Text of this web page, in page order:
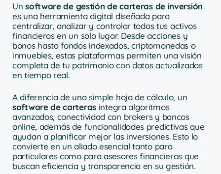
Unsoftware de gestión de carteras de inversión
es una herramienta digital diseñada para
centralizar, analizar y controlar todos tus activos
financieros en un solo lugar. Desde acciones y
bonos hasta fondos indexados, criptomonedas o
inmuebles, estas plataformas permiten una visión
completa de tu patrimonio con datos actualizados
en tiempo real.
A diferencia de una simple hoja de cálculo, un
software de carteras integra algoritmos
avanzados, conectividad con brokers y bancos
online, además de funcionalidades predictivas que
ayudan a planificar mejor las inversiones. Esto lo
convierte en un aliado esencial tanto para
particulares como para asesores financieros que
buscan eficiencia y transparencia en su gestión.